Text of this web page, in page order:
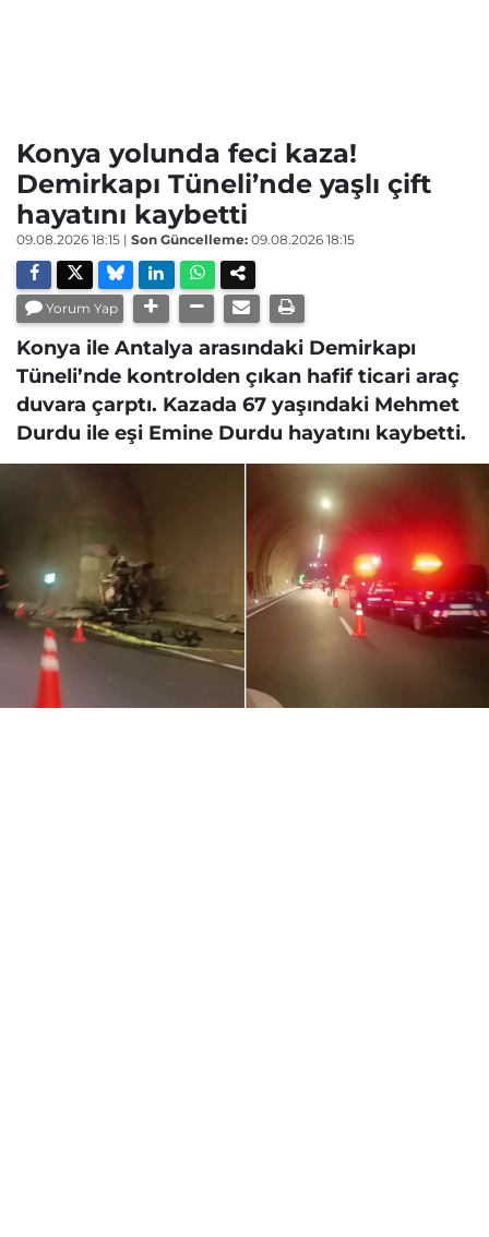
Konya yolunda feci kaza!
Demirkapı Tüneli’nde yaşlı çift
hayatını kaybetti
09.08.2026 18:15 | Son Güncelleme: 09.08.2026 18:15
Yorum Yap
Konya ile Antalya arasındaki Demirkapı
Tüneli’nde kontrolden çıkan hafif ticari araç
duvara çarptı. Kazada 67 yaşındaki Mehmet
Durdu ile eşi Emine Durdu hayatını kaybetti.